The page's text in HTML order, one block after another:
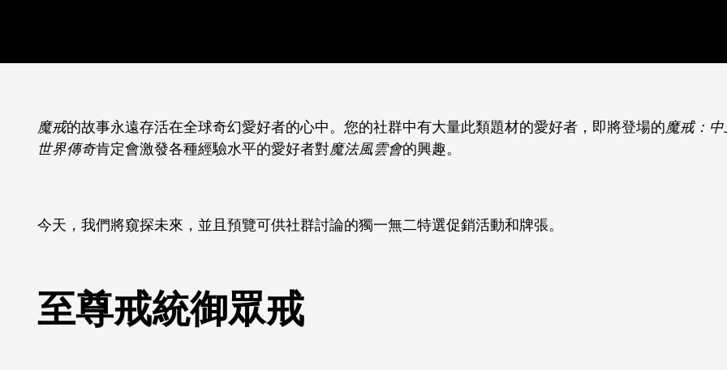
魔戒的故事永遠存活在全球奇幻愛好者的心中。您的社群中有大量此類題材的愛好者，即將登場的魔戒：
世界傳奇肯定會激發各種經驗水平的愛好者對魔法風雲會的興趣。
今天，我們將窺探未來，並且預覽可供社群討論的獨一無二特選促銷活動和牌張。
至尊戒統御眾戒